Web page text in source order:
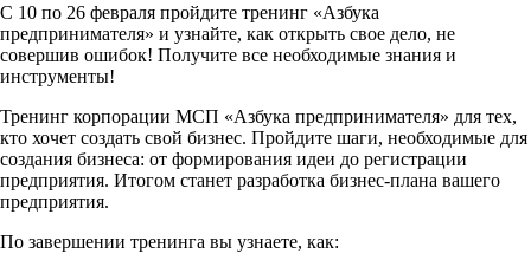
С 10 по 26 февраля пройдите тренинг «Азбука
предпринимателя» и узнайте, как открыть свое дело, не
совершив ошибок! Получите все необходимые знания и
инструменты!
Тренинг корпорации МСП «Азбука предпринимателя» для тех,
кто хочет создать свой бизнес. Пройдите шаги, необходимые для
создания бизнеса: от формирования идеи до регистрации
предприятия. Итогом станет разработка бизнес-плана вашего
предприятия.
По завершении тренинга вы узнаете, как: